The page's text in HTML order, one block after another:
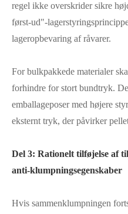
regel ikke overskrider sikre
først-ud"-
lageropbevaring af råvarer.
For bulkpakkede materialer
forhindre for stort bundtryk.
emballageposer med højere
eksternt tryk, der påvirker
Del 3: Rationelt tilføjelse af
anti-klumpningsegenskaber
Hvis sammenklumpningen